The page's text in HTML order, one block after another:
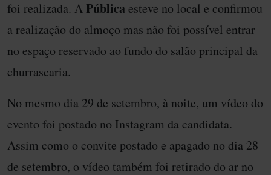
foi realizada. A Pública esteve no local e confirmou
a realização do almoço mas não foi possível entrar
no espaço reservado ao fundo do salão principal da
churrascaria.
No mesmo dia 29 de setembro, à noite, um vídeo do
evento foi postado no Instagram da candidata.
Assim como o convite postado e apagado no dia 28
de setembro, o vídeo também foi retirado do ar no